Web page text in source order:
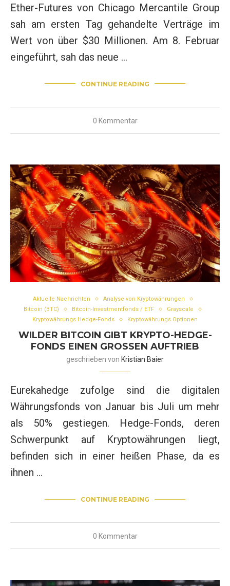
Ether-Futures von Chicago Mercantile Group
sah am ersten Tag gehandelte Verträge im
Wert von über $30 Millionen. Am 8. Februar
eingeführt, sah das neue …
CONTINUE READING
0 Kommentar
Aktuelle Nachrichten
Analyse von Kryptowährungen
Bitcoin (BTC)
Bitcoin-Investmentfonds / ETF
Grayscale
Kryptowährungs Hedge-Fonds
Kryptowährungs Optionen
WILDER BITCOIN GIBT KRYPTO-HEDGE-
FONDS EINEN GROSSEN AUFTRIEB
geschrieben von Kristian Baier
Eurekahedge zufolge sind die digitalen
Währungsfonds von Januar bis Juli um mehr
als 50% gestiegen. Hedge-Fonds, deren
Schwerpunkt auf Kryptowährungen liegt,
befinden sich in einer heißen Phase, da es
ihnen …
CONTINUE READING
0 Kommentar